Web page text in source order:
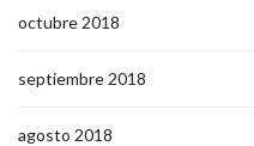
octubre 2018
septiembre 2018
agosto 2018